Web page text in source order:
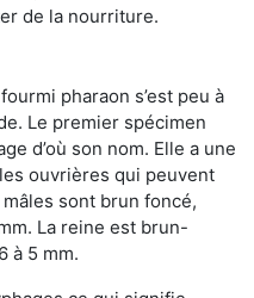
de la nourriture.
pharaon s’est peu à
Le premier spécimen
d’où son nom. Elle a une
ouvrières qui peuvent
sont brun foncé,
La reine est brun-
à 5 mm.